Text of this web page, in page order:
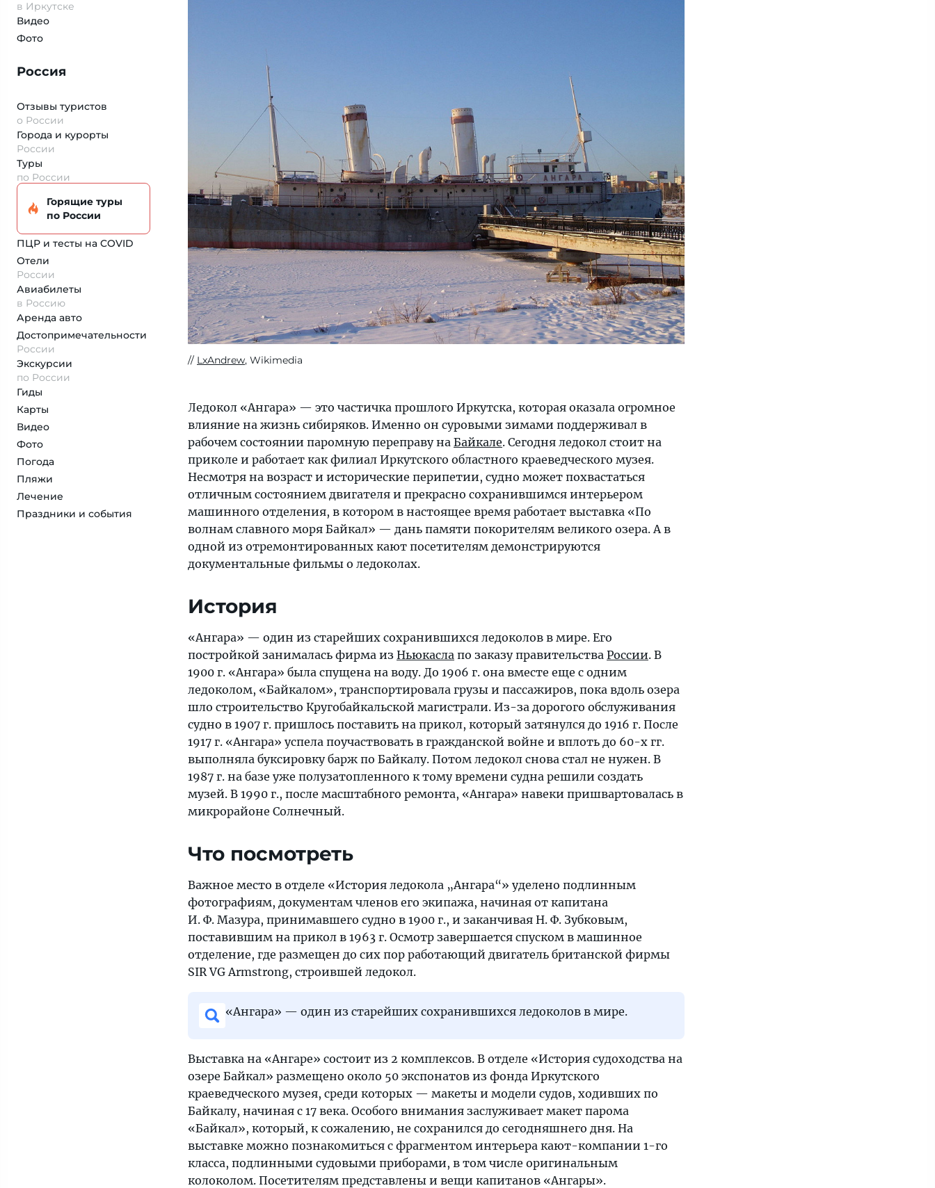
в Иркутске
Видео
Фото
Россия
Отзывы туристов
о России
Города и курорты
России
Туры
по России
Горящие туры
по России
ПЦР и тесты на COVID
Отели
России
Авиабилеты
в Россию
Аренда авто
Достопримеча­тельности
России
Экскурсии
по России
Гиды
Карты
Видео
Фото
Погода
Пляжи
Лечение
Праздники и события
LxAndrew, Wikimedia
Ледокол «Ангара» — это частичка прошлого Иркутска, которая оказала огромное
влияние на жизнь сибиряков. Именно он суровыми зимами поддерживал в
рабочем состоянии паромную переправу на Байкале. Сегодня ледокол стоит на
приколе и работает как филиал Иркутского областного краеведческого музея.
Несмотря на возраст и исторические перипетии, судно может похвастаться
отличным состоянием двигателя и прекрасно сохранившимся интерьером
машинного отделения, в котором в настоящее время работает выставка «По
волнам славного моря Байкал» — дань памяти покорителям великого озера. А в
одной из отремонтированных кают посетителям демонстрируются
документальные фильмы о ледоколах.
История
«Ангара» — один из старейших сохранившихся ледоколов в мире. Его
постройкой занималась фирма из Ньюкасла по заказу правительства России. В
1900 г. «Ангара» была спущена на воду. До 1906 г. она вместе еще с одним
ледоколом, «Байкалом», транспортировала грузы и пассажиров, пока вдоль озера
шло строительство Кругобайкальской магистрали. Из-за дорогого обслуживания
судно в 1907 г. пришлось поставить на прикол, который затянулся до 1916 г. После
1917 г. «Ангара» успела поучаствовать в гражданской войне и вплоть до 60-х гг.
выполняла буксировку барж по Байкалу. Потом ледокол снова стал не нужен. В
1987 г. на базе уже полузатопленного к тому времени судна решили создать
музей. В 1990 г., после масштабного ремонта, «Ангара» навеки пришвартовалась в
микрорайоне Солнечный.
Что посмотреть
Важное место в отделе «История ледокола „Ангара“» уделено подлинным
фотографиям, документам членов его экипажа, начиная от капитана
И. Ф. Мазура, принимавшего судно в 1900 г., и заканчивая Н. Ф. Зубковым,
поставившим на прикол в 1963 г. Осмотр завершается спуском в машинное
отделение, где размещен до сих пор работающий двигатель британской фирмы
SIR VG Armstrong, строившей ледокол.
«Ангара» — один из старейших сохранившихся ледоколов в мире.
Выставка на «Ангаре» состоит из 2 комплексов. В отделе «История судоходства на
озере Байкал» размещено около 50 экспонатов из фонда Иркутского
краеведческого музея, среди которых — макеты и модели судов, ходивших по
Байкалу, начиная с 17 века. Особого внимания заслуживает макет парома
«Байкал», который, к сожалению, не сохранился до сегодняшнего дня. На
выставке можно познакомиться с фрагментом интерьера кают-компании 1-го
класса, подлинными судовыми приборами, в том числе оригинальным
колоколом. Посетителям представлены и вещи капитанов «Ангары».